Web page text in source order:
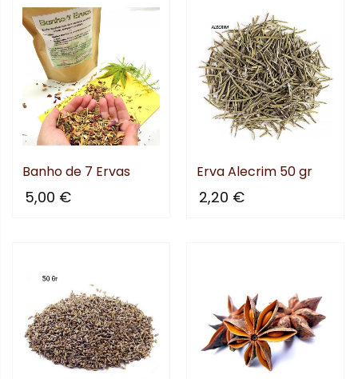
Banho de 7 Ervas
5,00 €
Erva Alecrim 50 gr
2,20 €